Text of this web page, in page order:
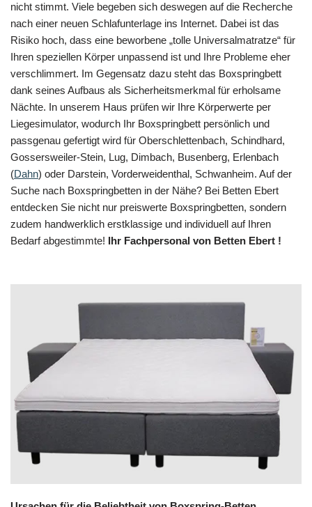
nicht stimmt. Viele begeben sich deswegen auf die Recherche
nach einer neuen Schlafunterlage ins Internet. Dabei ist das
Risiko hoch, dass eine beworbene „tolle Universalmatratze“ für
Ihren speziellen Körper unpassend ist und Ihre Probleme eher
verschlimmert. Im Gegensatz dazu steht das Boxspringbett
dank seines Aufbaus als Sicherheitsmerkmal für erholsame
Nächte. In unserem Haus prüfen wir Ihre Körperwerte per
Liegesimulator, wodurch Ihr Boxspringbett persönlich und
passgenau gefertigt wird für Oberschlettenbach, Schindhard,
Gossersweiler-Stein, Lug, Dimbach, Busenberg, Erlenbach
(Dahn) oder Darstein, Vorderweidenthal, Schwanheim. Auf der
Suche nach Boxspringbetten in der Nähe? Bei Betten Ebert
entdecken Sie nicht nur preiswerte Boxspringbetten, sondern
zudem handwerklich erstklassige und individuell auf Ihren
Bedarf abgestimmte! Ihr Fachpersonal von Betten Ebert !